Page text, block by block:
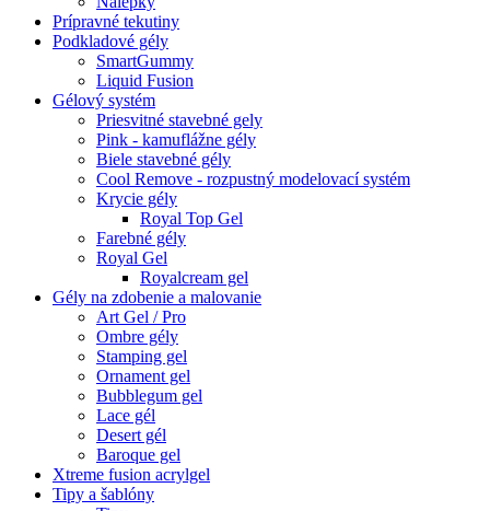
Prípravné tekutiny
Podkladové gély
SmartGummy
Liquid Fusion
Gélový systém
Priesvitné stavebné gely
Pink - kamuflážne gély
Biele stavebné gély
Cool Remove - rozpustný modelovací systém
Krycie gély
Royal Top Gel
Farebné gély
Royal Gel
Royalcream gel
Gély na zdobenie a malovanie
Art Gel / Pro
Ombre gély
Stamping gel
Ornament gel
Bubblegum gel
Lace gél
Desert gél
Baroque gel
Xtreme fusion acrylgel
Tipy a šablóny